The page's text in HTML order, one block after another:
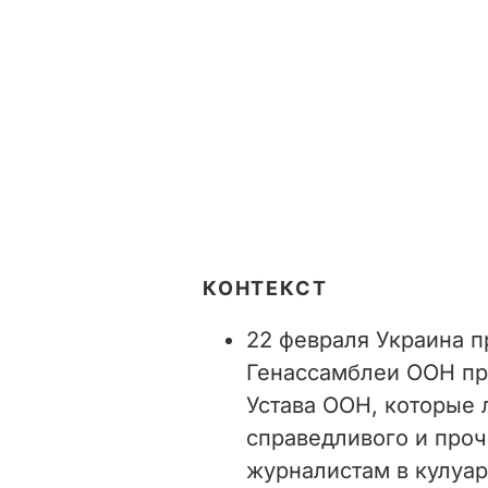
КОНТЕКСТ
22 февраля Украина
Генассамблеи ООН
Устава ООН, которые
справедливого и
журналистам в